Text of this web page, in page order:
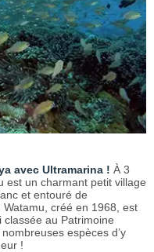
avec Ultramarina ! À 3
est un charmant petit village
et entouré de
créé en 1968, est
classée au Patrimoine
espèces d’y
!